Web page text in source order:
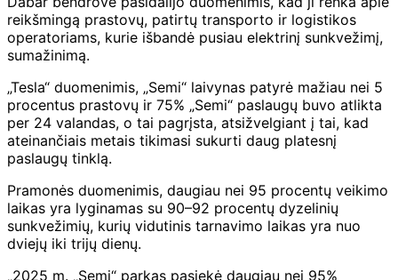
reikšmingą prastovų, patirtų transporto ir logistikos
operatoriams, kurie išbandė pusiau elektrinį sunkvežimį,
sumažinimą.
„Tesla“ duomenimis, „Semi“ laivynas patyrė mažiau nei 5
procentus prastovų ir 75% „Semi“ paslaugų buvo atlikta
per 24 valandas, o tai pagrįsta, atsižvelgiant į tai, kad
ateinančiais metais tikimasi sukurti daug platesnį
paslaugų tinklą.
Pramonės duomenimis, daugiau nei 95 procentų veikimo
laikas yra lyginamas su 90–92 procentų dyzelinių
sunkvežimių, kurių vidutinis tarnavimo laikas yra nuo
dviejų iki trijų dienų.
„2025 m. „Semi“ parkas pasiekė daugiau nei 95%